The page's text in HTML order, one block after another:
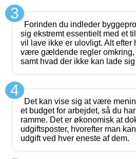
3
Forinden du indleder
sig ekstremt essentielt med et
vil lave ikke er ulovligt. Alt efter
være gældende regler omkring,
samt hvad der ikke kan lade
4
Det kan vise sig at være
et budget for arbejdet, så du
ramme. Det er økonomisk at
udgiftsposter, hvorefter man
udgift ved hver eneste af dem.